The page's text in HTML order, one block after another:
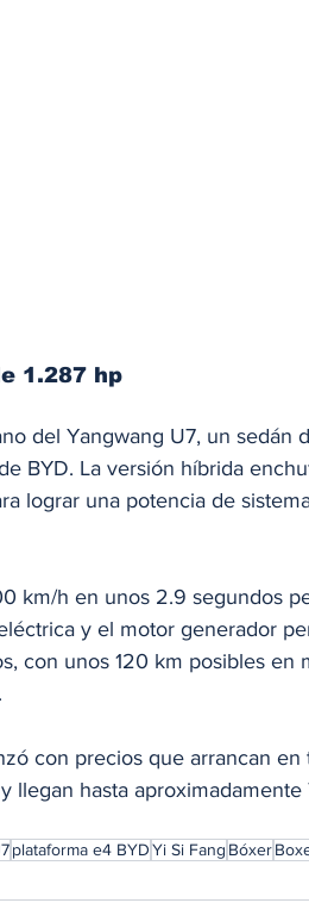
1.287 hp
del Yangwang U7, un sedán
BYD. La versión híbrida
lograr una potencia de
km/h en unos 2.9 segundos
y el motor generador
con unos 120 km posibles en
con precios que arrancan
llegan hasta
plataforma e4 BYDYi Si Fang Bóxer